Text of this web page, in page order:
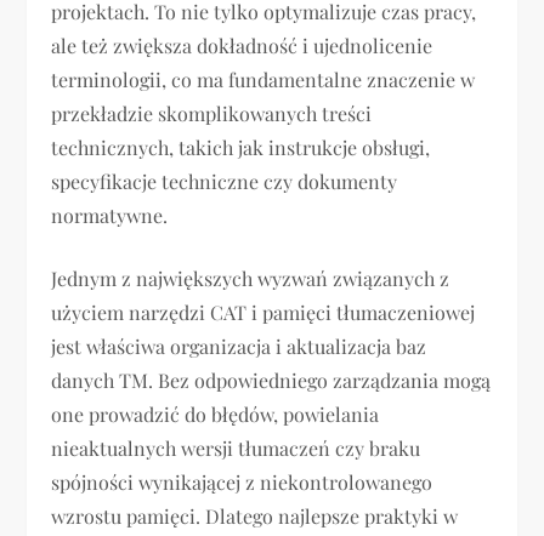
projektach. To nie tylko optymalizuje czas pracy,
ale też zwiększa dokładność i ujednolicenie
terminologii, co ma fundamentalne znaczenie w
przekładzie skomplikowanych treści
technicznych, takich jak instrukcje obsługi,
specyfikacje techniczne czy dokumenty
normatywne.
Jednym z największych wyzwań związanych z
użyciem narzędzi CAT i pamięci tłumaczeniowej
jest właściwa organizacja i aktualizacja baz
danych TM. Bez odpowiedniego zarządzania mogą
one prowadzić do błędów, powielania
nieaktualnych wersji tłumaczeń czy braku
spójności wynikającej z niekontrolowanego
wzrostu pamięci. Dlatego najlepsze praktyki w